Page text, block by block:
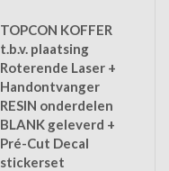
TOPCON KOFFER
t.b.v. plaatsing
Roterende Laser +
Handontvanger
RESIN onderdelen
BLANK geleverd +
Pré-Cut Decal
stickerset